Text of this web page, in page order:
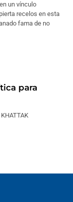
un vínculo
recelos en esta
fama de no
para